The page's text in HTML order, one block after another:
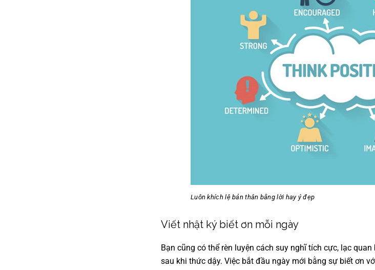
Luôn khích lệ bản thân bằng lời hay ý đẹp
Viết nhật ký biết ơn mỗi ngày
Bạn cũng có thể rèn luyện cách suy nghĩ tích cực, lạc
sau khi thức dậy. Việc bắt đầu ngày mới bằng sự biết ơn